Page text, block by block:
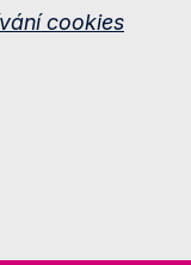
cookies